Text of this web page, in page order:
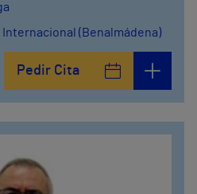
(Benalmádena)
Pedir Cita